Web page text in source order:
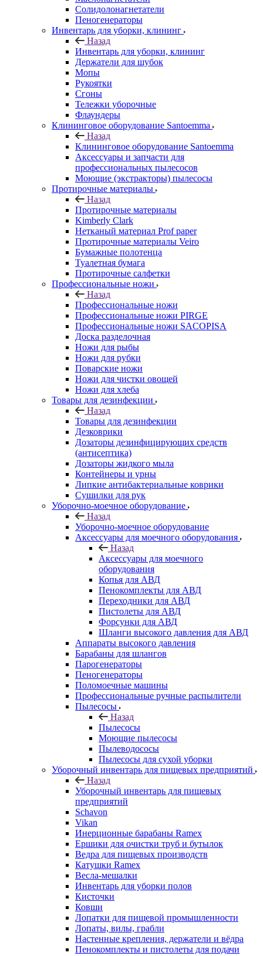
Солидолонагнетатели
Пеногенераторы
Инвентарь для уборки, клининг
Назад
Инвентарь для уборки, клининг
Держатели для шубок
Мопы
Рукоятки
Сгоны
Тележки уборочные
Флаундеры
Клининговое оборудование Santoemma
Назад
Клининговое оборудование Santoemma
Аксессуары и запчасти для
профессиональных пылесосов
Моющие (экстракторы) пылесосы
Протирочные материалы
Назад
Протирочные материалы
Kimberly Clark
Нетканый материал Prof paper
Протирочные материалы Veiro
Бумажные полотенца
Туалетная бумага
Протирочные салфетки
Профессиональные ножи
Назад
Профессиональные ножи
Профессиональные ножи PIRGE
Профессиональные ножи SACOPISA
Доска разделочная
Ножи для рыбы
Ножи для рубки
Поварские ножи
Ножи для чистки овощей
Ножи для хлеба
Товары для дезинфекции
Назад
Товары для дезинфекции
Дезковрики
Дозаторы дезинфицирующих средств
(антисептика)
Дозаторы жидкого мыла
Контейнеры и урны
Липкие антибактериальные коврики
Сушилки для рук
Уборочно-моечное оборудование
Назад
Уборочно-моечное оборудование
Аксессуары для моечного оборудования
Назад
Аксессуары для моечного
оборудования
Копья для АВД
Пенокомплекты для АВД
Переходники для АВД
Пистолеты для АВД
Форсунки для АВД
Шланги высокого давления для АВД
Аппараты высокого давления
Барабаны для шлангов
Парогенераторы
Пеногенераторы
Поломоечные машины
Профессиональные ручные распылители
Пылесосы
Назад
Пылесосы
Моющие пылесосы
Пылеводососы
Пылесосы для сухой уборки
Уборочный инвентарь для пищевых предприятий
Назад
Уборочный инвентарь для пищевых
предприятий
Schavon
Vikan
Инерционные барабаны Ramex
Ершики для очистки труб и бутылок
Ведра для пищевых производств
Катушки Ramex
Весла-мешалки
Инвентарь для уборки полов
Кисточки
Ковши
Лопатки для пищевой промышленности
Лопаты, вилы, грабли
Настенные крепления, держатели и вёдра
Пенокомплекты и пистолеты для подачи